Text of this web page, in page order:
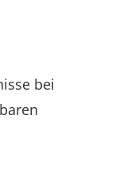
bei